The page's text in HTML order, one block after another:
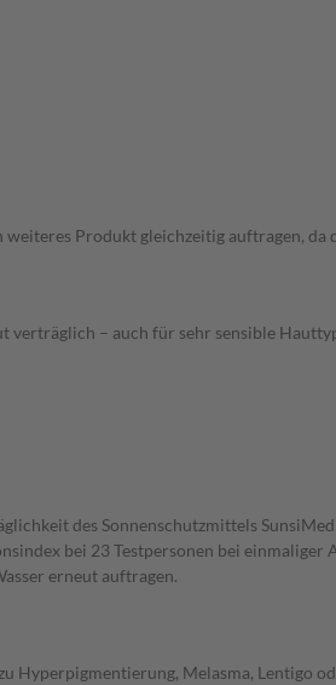
Produkt gleichzeitig auftragen,
– auch für sehr sensible
des Sonnenschutzmittels
bei 23 Testpersonen bei
erneut auftragen.
Melasma, Lentigo